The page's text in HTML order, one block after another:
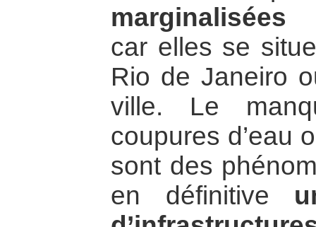
marginalisées
car elles se
Rio de Janeiro
ville. Le
coupures d’eau
sont des
en définitive